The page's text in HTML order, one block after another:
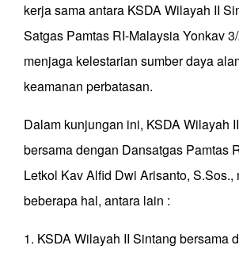
kerja sama antara KSDA Wilayah II
Satgas Pamtas RI-Malaysia Yonkav
menjaga kelestarian sumber daya
keamanan perbatasan.
Dalam kunjungan ini, KSDA Wilayah
bersama dengan Dansatgas Pamtas
Letkol Kav Alfid Dwi Arisanto, S.Sos.,
beberapa hal, antara lain :
1. KSDA Wilayah II Sintang bersama